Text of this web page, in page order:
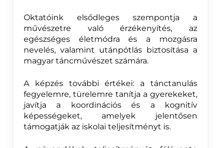
Oktatóink elsődleges szempontja a
művészetre való érzékenyítés, az
egészséges életmódra és a mozgásra
nevelés, valamint utánpótlás biztosítása a
magyar táncművészet számára.
A képzés további értékei: a tánctanulás
fegyelemre, türelemre tanítja a gyerekeket,
javítja a koordinációs és a kognitív
képességeket, amelyek jelentősen
támogatják az iskolai teljesítményt is.